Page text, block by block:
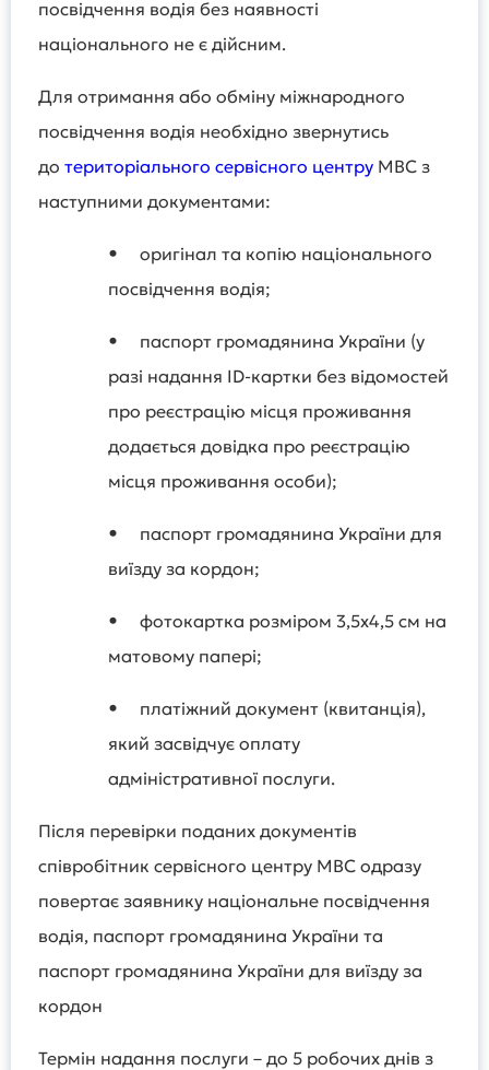
посвідчення водія без наявності
національного не є дійсним.
Для отримання або обміну міжнародного
посвідчення водія необхідно звернутись
до територіального сервісного центру МВС з
наступними документами:
• оригінал та копію національного
посвідчення водія;
•
паспорт громадянина України (у
разі надання ID-картки без відомостей
про реєстрацію місця проживання
додається довідка про реєстрацію
місця проживання особи);
•
паспорт громадянина України для
виїзду за кордон;
• фотокартка розміром 3,5х4,5 см на
матовому папері;
•
платіжний документ (квитанція),
який засвідчує оплату
адміністративної послуги.
Після перевірки поданих документів
співробітник сервісного центру МВС одразу
повертає заявнику національне посвідчення
водія, паспорт громадянина України та
паспорт громадянина України для виїзду за
кордон
Термін надання послуги – до 5 робочих днів з